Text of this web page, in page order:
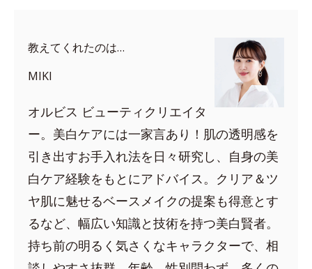
教えてくれたのは…
MIKI
オルビス ビューティクリエイタ
ー。美白ケアには一家言あり！肌の透明感を
引き出すお手入れ法を日々研究し、自身の美
白ケア経験をもとにアドバイス。クリア＆ツ
ヤ肌に魅せるベースメイクの提案も得意とす
るなど、幅広い知識と技術を持つ美白賢者。
持ち前の明るく気さくなキャラクターで、相